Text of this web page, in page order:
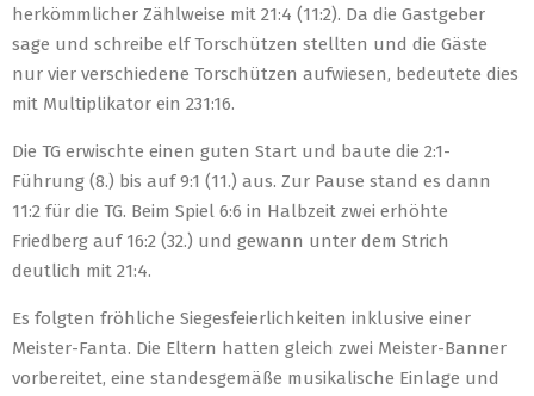
herkömmlicher Zählweise mit 21:4 (11:2). Da die Gastgeber
sage und schreibe elf Torschützen stellten und die Gäste
nur vier verschiedene Torschützen aufwiesen, bedeutete dies
mit Multiplikator ein 231:16.
Die TG erwischte einen guten Start und baute die 2:1-
Führung (8.) bis auf 9:1 (11.) aus. Zur Pause stand es dann
11:2 für die TG. Beim Spiel 6:6 in Halbzeit zwei erhöhte
Friedberg auf 16:2 (32.) und gewann unter dem Strich
deutlich mit 21:4.
Es folgten fröhliche Siegesfeierlichkeiten inklusive einer
Meister-Fanta. Die Eltern hatten gleich zwei Meister-Banner
vorbereitet, eine standesgemäße musikalische Einlage und